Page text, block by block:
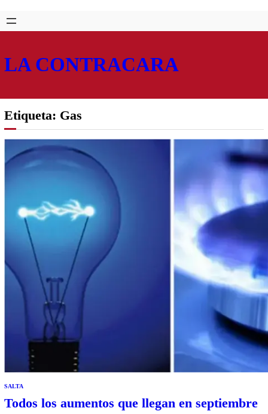
Saltar
al
Skip
to
LA CONTRACARA
Etiqueta: Gas
SALTA
Todos los aumentos que llegan en septiembre